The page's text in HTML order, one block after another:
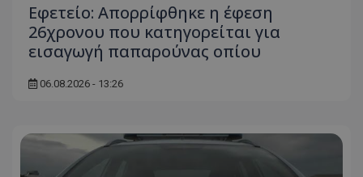
Εφετείο: Απορρίφθηκε η έφεση
26χρονου που κατηγορείται για
εισαγωγή παπαρούνας οπίου
06.08.2026 - 13:26
ASP.NET_SessionId
Microsoft Corporation